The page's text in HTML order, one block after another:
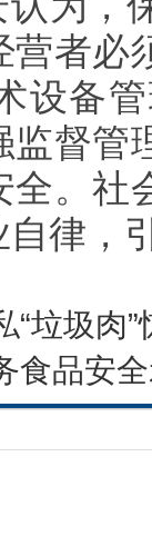
者必
设备
督管
全。社
律，
“垃圾肉
食品安